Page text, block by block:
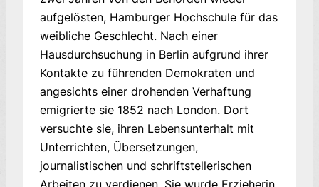
aufgelösten, Hamburger Hochschule für das
weibliche Geschlecht. Nach einer
Hausdurchsuchung in Berlin aufgrund ihrer
Kontakte zu führenden Demokraten und
angesichts einer drohenden Verhaftung
emigrierte sie 1852 nach London. Dort
versuchte sie, ihren Lebensunterhalt mit
Unterrichten, Übersetzungen,
journalistischen und schriftstellerischen